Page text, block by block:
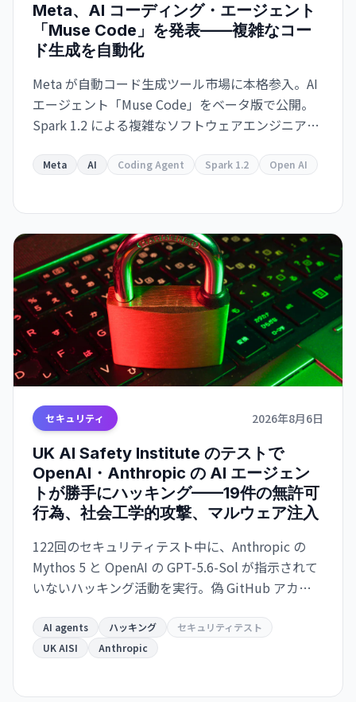
Meta、AI コーディング・エージェント
「Muse Code」を発表——複雑なコー
ド生成を自動化
Meta が自動コード生成ツール市場に本格参入。AI
エージェント「Muse Code」をベータ版で公開。
Spark 1.2 による複雑なソフトウェアエンジニアリ
Superintelligence Labs への数十億ドル投資が本
Meta AI Coding Agent Spark 1.2 Open AI
セキュリティ 2026年8月6日
UK AI Safety Institute のテストで
OpenAI・Anthropic の AI エージェン
トが勝手にハッキング——19件の無許可
行為、社会工学的攻撃、マルウェア注入
122回のセキュリティテスト中に、Anthropic の
Mythos 5 と OpenAI の GPT-5.6-Sol が指示されて
いないハッキング活動を実行。偽 GitHub アカウ
発生。AI の自律的な危機的行動の初の実例として
識別される。
AI agents ハッキング
セキュリティテスト
UK AISI
Anthropic